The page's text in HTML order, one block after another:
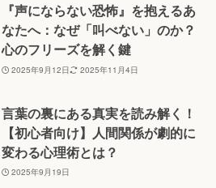
『声にならない恐怖』を抱えるあ
なたへ：なぜ「叫べない」のか？
心のフリーズを解く鍵
2025年9月12日 2025年11月4日
言葉の裏にある真実を読み解く！
【初心者向け】人間関係が劇的に
変わる心理術とは？
2025年9月19日